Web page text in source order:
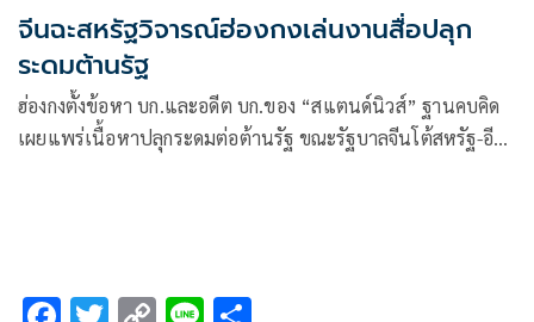
จีนฉะสหรัฐวิจารณ์ฮ่องกงเล่นงานสื่อปลุก
ระดมต้านรัฐ
ฮ่องกงตั้งข้อหา บก.และอดีต บก.ของ “สแตนด์นิวส์” ฐานคบคิด
เผยแพร่เนื้อหาปลุกระดมต่อต้านรัฐ ขณะรัฐบาลจีนโต้สหรัฐ-อียู-